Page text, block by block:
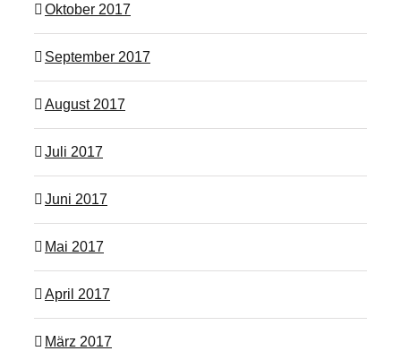
Oktober 2017
September 2017
August 2017
Juli 2017
Juni 2017
Mai 2017
April 2017
März 2017